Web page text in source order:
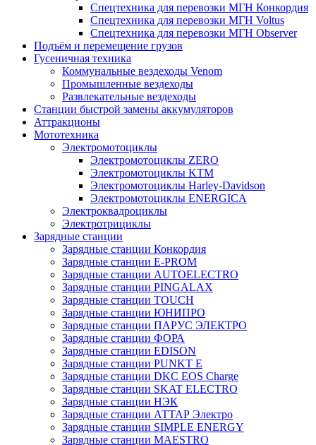
Спецтехника для перевозки МГН Конкордия
Спецтехника для перевозки МГН Voltus
Спецтехника для перевозки МГН Observer
Подъём и перемещение грузов
Гусеничная техника
Коммунальные вездеходы Venom
Промышленные вездеходы
Развлекательные вездеходы
Станции быстрой замены аккумуляторов
Аттракционы
Мототехника
Электромотоциклы
Электромотоциклы ZERO
Электромотоциклы KTM
Электромотоциклы Harley-Davidson
Электромотоциклы ENERGICA
Электроквадроциклы
Электротрициклы
Зарядные станции
Зарядные станции Конкордия
Зарядные станции E-PROM
Зарядные станции AUTOELECTRO
Зарядные станции PINGALAX
Зарядные станции TOUCH
Зарядные станции ЮНИПРО
Зарядные станции ПАРУС ЭЛЕКТРО
Зарядные станции ФОРА
Зарядные станции EDISON
Зарядные станции PUNKT E
Зарядные станции DKC EOS Charge
Зарядные станции SKAT ELECTRO
Зарядные станции НЭК
Зарядные станции АТТАР Электро
Зарядные станции SIMPLE ENERGY
Зарядные станции MAESTRO